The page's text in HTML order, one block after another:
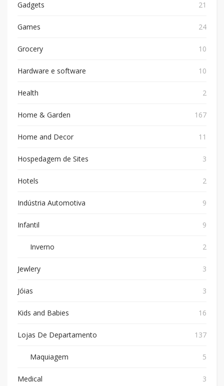
Gadgets 21
Games 24
Grocery 10
Hardware e software 10
Health 2
Home & Garden 167
Home and Decor 11
Hospedagem de Sites 3
Hotels 2
Indústria Automotiva 9
Infantil 9
Inverno 2
Jewlery 3
Jóias 3
Kids and Babies 16
Lojas De Departamento 137
Maquiagem 5
Medical 3